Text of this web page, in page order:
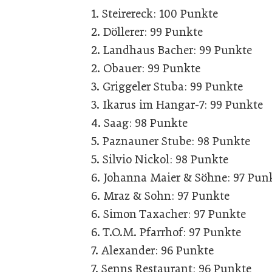
1. Steirereck: 100 Punkte
2. Döllerer: 99 Punkte
2. Landhaus Bacher: 99 Punkte
2. Obauer: 99 Punkte
3. Griggeler Stuba: 99 Punkte
3. Ikarus im Hangar-7: 99 Punkte
4. Saag: 98 Punkte
5. Paznauner Stube: 98 Punkte
5. Silvio Nickol: 98 Punkte
6. Johanna Maier & Söhne: 97
6. Mraz & Sohn: 97 Punkte
6. Simon Taxacher: 97 Punkte
6. T.O.M. Pfarrhof: 97 Punkte
7. Alexander: 96 Punkte
7. Senns Restaurant: 96 Punkte